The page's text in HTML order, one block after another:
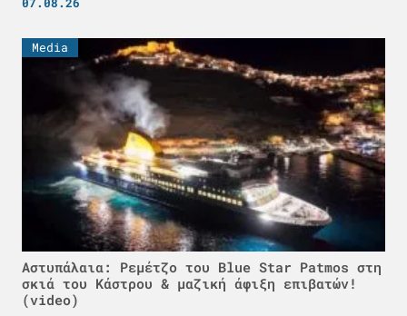
Media
Αστυπάλαια: Ρεμέτζο του Blue Star Patmos στη
σκιά του Κάστρου & μαζική άφιξη επιβατών!
(video)